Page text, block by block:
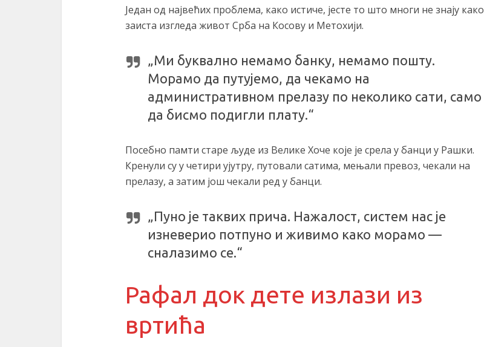
Један од највећих проблема, како истиче, јесте то што многи не знају како
заиста изгледа живот Срба на Косову и Метохији.
„Ми буквално немамо банку, немамо пошту.
Морамо да путујемо, да чекамо на
административном прелазу по неколико сати, само
да бисмо подигли плату.“
Посебно памти старе људе из Велике Хоче које је срела у банци у Рашки.
Кренули су у четири ујутру, путовали сатима, мењали превоз, чекали на
прелазу, а затим још чекали ред у банци.
„Пуно је таквих прича. Нажалост, систем нас је
изневерио потпуно и живимо како морамо —
сналазимо се.“
Рафал док дете излази из
вртића